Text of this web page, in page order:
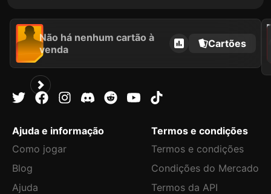
Não há nenhum cartão à
venda
Cartões
2025
Ajuda e informação
Como jogar
Blog
Ajuda
Termos e condições
Termos e condições
Condições do Mercado
Termos da API